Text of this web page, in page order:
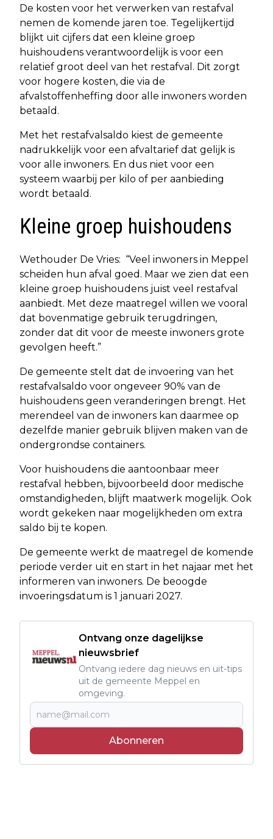
De kosten voor het verwerken van restafval
nemen de komende jaren toe. Tegelijkertijd
blijkt uit cijfers dat een kleine groep
huishoudens verantwoordelijk is voor een
relatief groot deel van het restafval. Dit zorgt
voor hogere kosten, die via de
afvalstoffenheffing door alle inwoners worden
betaald.
Met het restafvalsaldo kiest de gemeente
nadrukkelijk voor een afvaltarief dat gelijk is
voor alle inwoners. En dus niet voor een
systeem waarbij per kilo of per aanbieding
wordt betaald.
Kleine groep huishoudens
Wethouder De Vries: “Veel inwoners in Meppel
scheiden hun afval goed. Maar we zien dat een
kleine groep huishoudens juist veel restafval
aanbiedt. Met deze maatregel willen we vooral
dat bovenmatige gebruik terugdringen,
zonder dat dit voor de meeste inwoners grote
gevolgen heeft.”
De gemeente stelt dat de invoering van het
restafvalsaldo voor ongeveer 90% van de
huishoudens geen veranderingen brengt. Het
merendeel van de inwoners kan daarmee op
dezelfde manier gebruik blijven maken van de
ondergrondse containers.
Voor huishoudens die aantoonbaar meer
restafval hebben, bijvoorbeeld door medische
omstandigheden, blijft maatwerk mogelijk. Ook
wordt gekeken naar mogelijkheden om extra
saldo bij te kopen.
De gemeente werkt de maatregel de komende
periode verder uit en start in het najaar met het
informeren van inwoners. De beoogde
invoeringsdatum is 1 januari 2027.
Ontvang onze dagelijkse
nieuwsbrief
Ontvang iedere dag nieuws en uit-tips
uit de gemeente Meppel en
omgeving.
Abonneren